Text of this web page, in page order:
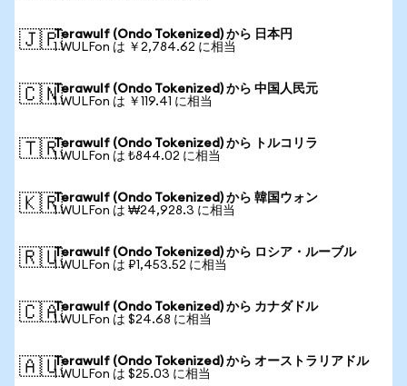
🇯🇵Terawulf (Ondo Tokenized) から 日本円
1 WULFon は ￥2,784.62 に相当
🇨🇳Terawulf (Ondo Tokenized) から 中国人民元
1 WULFon は ￥119.41 に相当
🇹🇷Terawulf (Ondo Tokenized) から トルコリラ
1 WULFon は ₺844.02 に相当
🇰🇷Terawulf (Ondo Tokenized) から 韓国ウォン
1 WULFon は ₩24,928.3 に相当
🇷🇺Terawulf (Ondo Tokenized) から ロシア・ルーブル
1 WULFon は ₽1,453.52 に相当
🇨🇦Terawulf (Ondo Tokenized) から カナダドル
1 WULFon は $24.68 に相当
🇦🇺Terawulf (Ondo Tokenized) から オーストラリアドル
1 WULFon は $25.03 に相当